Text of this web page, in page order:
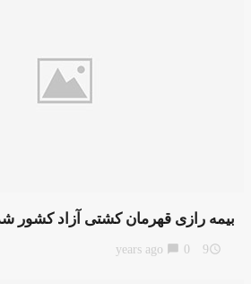
بیمه رازی قهرمان کشتی آزاد کشور شد
access_time
9 years ago
chat_bubble